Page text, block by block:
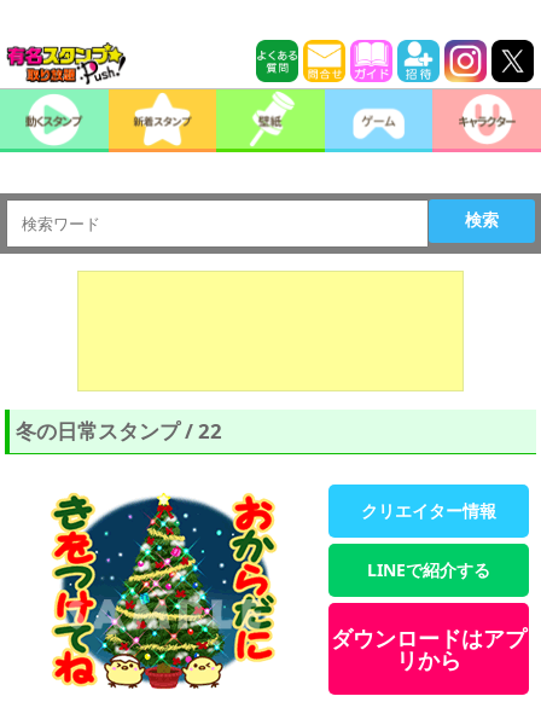
検索
冬の日常スタンプ / 22
クリエイター情報
LINEで紹介する
ダウンロードはアプ
リから